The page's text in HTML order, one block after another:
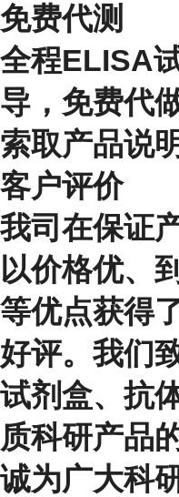
免费代测
全程ELISA
导，免费代
索取产品说
客户评价
我司在保证
以价格优、
等优点获得
好评。我们
试剂盒、抗
质科研产品
诚为广大科